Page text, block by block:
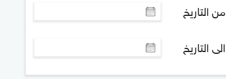
من التاريخ
الى التاريخ